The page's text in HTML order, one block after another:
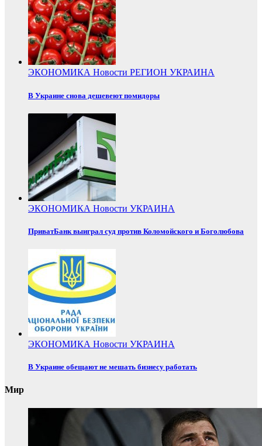
ЭКОНОМИКА Новости РЕГИОН УКРАИНА
В Украине снова дешевеют помидоры
ЭКОНОМИКА Новости УКРАИНА
ПриватБанк выиграл суд против Коломойского и Боголюбова
ЭКОНОМИКА Новости УКРАИНА
В Украине обещают не мешать бизнесу работать
Мир